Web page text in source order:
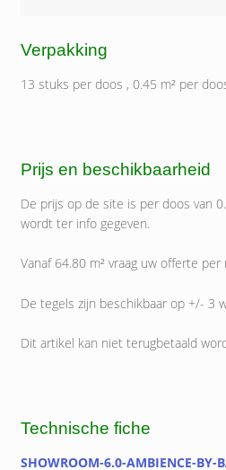
Verpakking
13 stuks per doos , 0.45 m² per
Prijs en beschikbaarheid
De prijs op de site is per doos van
wordt ter info gegeven.
Vanaf 64.80 m² vraag uw offerte per
De tegels zijn beschikbaar op +/- 3
Dit artikel kan niet terugbetaald
Technische fiche
SHOWROOM-6.0-AMBIENCE-BY-